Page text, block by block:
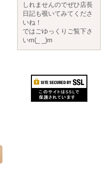
しれませんのでぜひ店長
日記も覗いてみてくださ
いね！
ではごゆっくりご覧下さ
いm(_ _)m